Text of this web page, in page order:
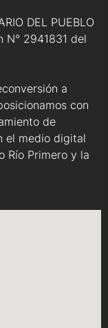
DEL PUEBLO
N° 2941831 del
a
con
de
el medio digital
Río Primero y la